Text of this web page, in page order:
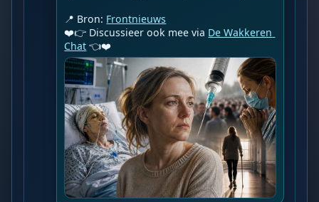
📍 Bron: Frontnieuws
❤️👉 Discussieer ook mee via De Wakkeren
Chat 👈❤️